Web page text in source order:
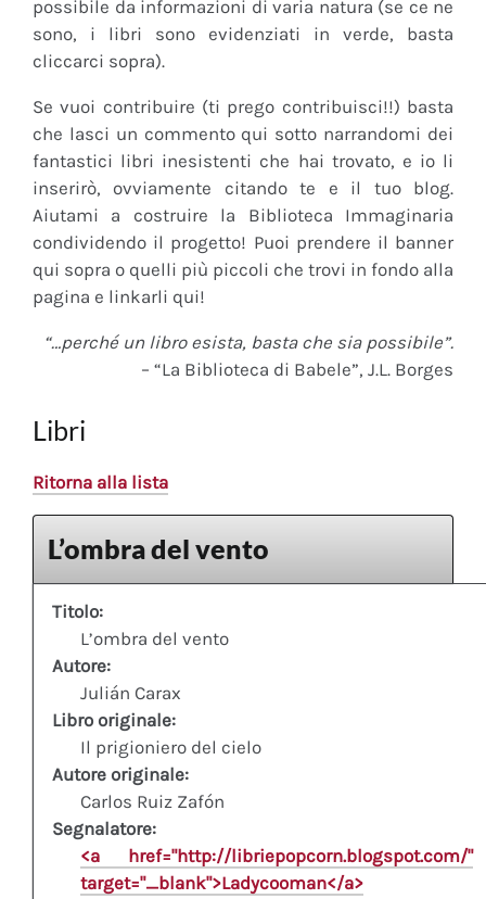
possibile da informazioni di varia natura (se ce ne
sono, i libri sono evidenziati in verde, basta
cliccarci sopra).
Se vuoi contribuire (ti prego contribuisci!!) basta
che lasci un commento qui sotto narrandomi dei
fantastici libri inesistenti che hai trovato, e io li
inserirò, ovviamente citando te e il tuo blog.
Aiutami a costruire la Biblioteca Immaginaria
condividendo il progetto! Puoi prendere il banner
qui sopra o quelli più piccoli che trovi in fondo alla
pagina e linkarli qui!
“…perché un libro esista, basta che sia possibile”.
– “La Biblioteca di Babele”, J.L. Borges
Libri
Ritorna alla lista
L’ombra del vento
Titolo:
L’ombra del vento
Autore:
Julián Carax
Libro originale:
Il prigioniero del cielo
Autore originale:
Carlos Ruiz Zafón
Segnalatore:
<a href="http://libriepopcorn.blogspot.com/"
target="_blank">Ladycooman</a>